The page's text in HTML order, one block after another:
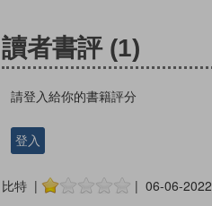
讀者書評 (1)
請登入給你的書籍評分
登入
比特 | | 06-06-2022